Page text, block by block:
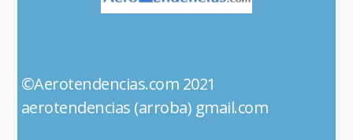
©Aerotendencias.com 2021
aerotendencias (arroba) gmail.com